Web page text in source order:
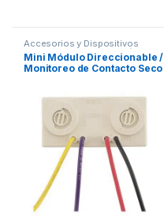
Accesorios y Dispositivos
Direccionables, Detección de
Fuego
Mini Módulo Direccionable /
Monitoreo de Contacto Seco